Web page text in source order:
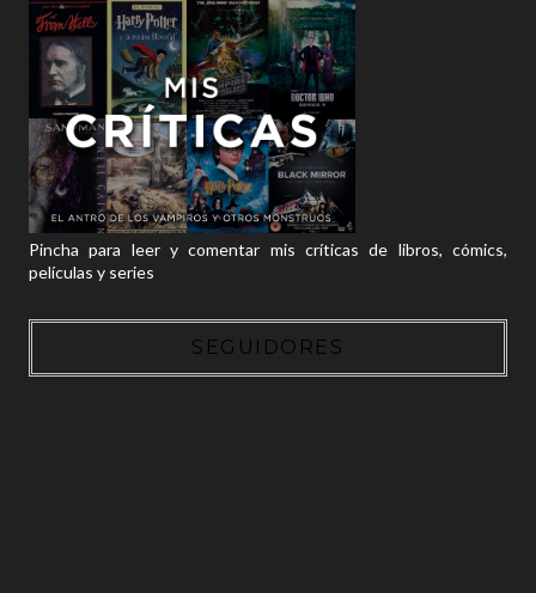
Pincha para leer y comentar mis críticas de libros, cómics,
películas y series
SEGUIDORES